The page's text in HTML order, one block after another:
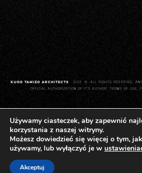
KUOO TAMIZO ARCHITECTS 2023 © ALL RIGHTS RESERVED. ANY
OFFICIAL AUTHORIZATION OF IT'S AUTHOR. TERMS OF USE,
Używamy ciasteczek, aby zapewnić
korzystania z naszej witryny.
Możesz dowiedzieć się więcej o tym,
używamy, lub wyłączyć je w
Akceptuj